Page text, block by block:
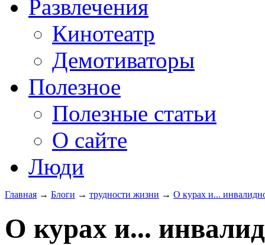
Развлечения
Кинотеатр
Демотиваторы
Полезное
Полезные статьи
О сайте
Люди
Главная → Блоги → трудности жизни → О курах и...
О курах и...